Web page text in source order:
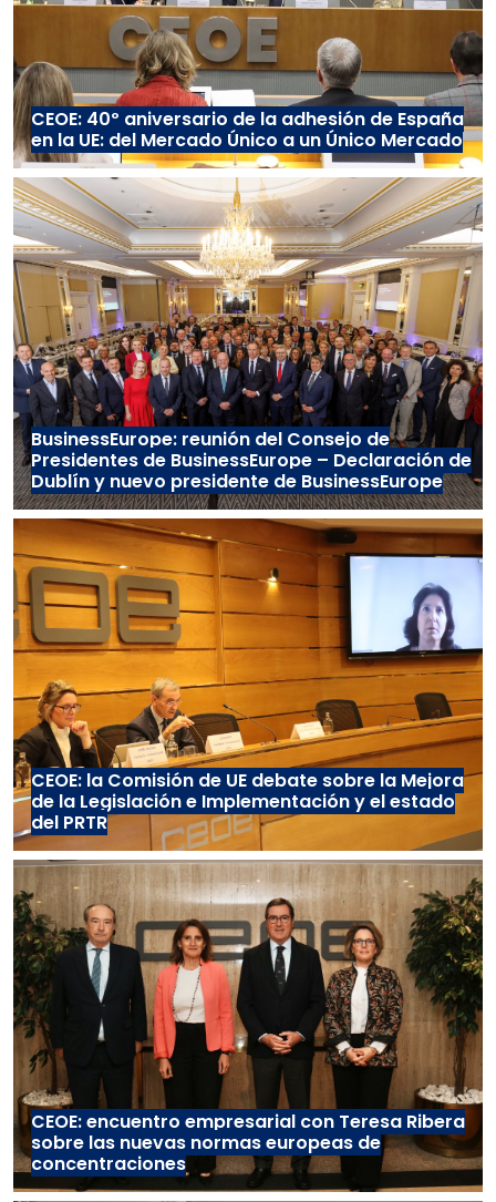
CEOE: 40º aniversario de la adhesión de España
en la UE: del Mercado Único a un Único Mercado
BusinessEurope: reunión del Consejo de
Presidentes de BusinessEurope – Declaración de
Dublín y nuevo presidente de BusinessEurope
CEOE: la Comisión de UE debate sobre la Mejora
de la Legislación e Implementación y el estado
del PRTR
CEOE: encuentro empresarial con Teresa Ribera
sobre las nuevas normas europeas de
concentraciones